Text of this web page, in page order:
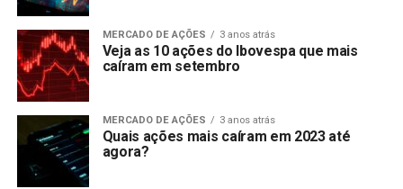
MERCADO DE AÇÕES 3 anos atrás
Veja as 10 ações do Ibovespa que mais
caíram em setembro
MERCADO DE AÇÕES 3 anos atrás
Quais ações mais caíram em 2023 até
agora?